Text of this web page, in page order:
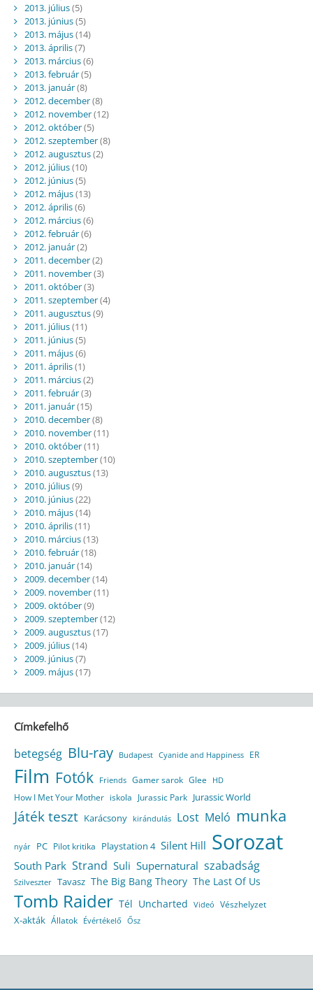
2013. július(5)
2013. június(5)
2013. május(14)
2013. április(7)
2013. március(6)
2013. február(5)
2013. január(8)
2012. december(8)
2012. november(12)
2012. október(5)
2012. szeptember(8)
2012. augusztus(2)
2012. július(10)
2012. június(5)
2012. május(13)
2012. április(6)
2012. március(6)
2012. február(6)
2012. január(2)
2011. december(2)
2011. november(3)
2011. október(3)
2011. szeptember(4)
2011. augusztus(9)
2011. július(11)
2011. június(5)
2011. május(6)
2011. április(1)
2011. március(2)
2011. február(3)
2011. január(15)
2010. december(8)
2010. november(11)
2010. október(11)
2010. szeptember(10)
2010. augusztus(13)
2010. július(9)
2010. június(22)
2010. május(14)
2010. április(11)
2010. március(13)
2010. február(18)
2010. január(14)
2009. december(14)
2009. november(11)
2009. október(9)
2009. szeptember(12)
2009. augusztus(17)
2009. július(14)
2009. június(7)
2009. május(17)
Címkefelhő
betegség Blu-ray Budapest Cyanide and Happiness ER
Film Fotók Friends Gamer sarok Glee HD
How I Met Your Mother iskola Jurassic Park Jurassic World
Játék teszt Karácsony kirándulás Lost Meló munka
nyár PC Pilot kritika Playstation 4 Silent Hill Sorozat
South Park Strand Suli Supernatural szabadság
Szilveszter Tavasz The Big Bang Theory The Last Of Us
Tomb Raider Tél Uncharted Videó Vészhelyzet
X-akták Állatok Évértékelő Ősz